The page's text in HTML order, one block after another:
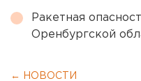
Ракетная
Оренбургской
← НОВОСТИ